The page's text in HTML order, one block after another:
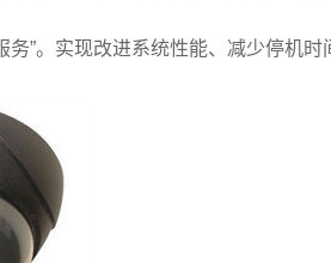
”。实现改进系统性能、减少停机时